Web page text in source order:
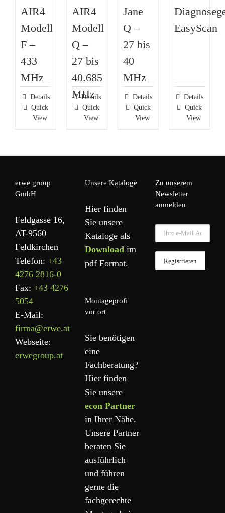
AIR4
Modell
F –
433
MHz
Details
Quick
View
AIR4
Modell
Q –
27 bis
40.685
MHz
Details
Quick
View
Jane
Q –
27 bis
40
MHz
Details
Quick
View
EasyScan
Details
Quick
View
erwe group
GmbH
Feldgasse 16,
AT-9560
Feldkirchen
Telefon: +43
4276 2816-0
Fax: +43 4276
5054
E-Mail:
firma@erwe.at
Webseite:
erwegroup.at
Unsere Kataloge
Hier finden
Sie unsere
Kataloge als
Download im
pdf Format.
Montageprofi
vor ort
Sie benötigen
eine
Fachberatung?
Hier finden
Sie unsere
econ Partner
in Ihrer Nähe.
Unsere Partner
beraten Sie
ausführlich
und führen
gerne die
fachgerechte
Zu unserem
Newsletter
anmelden